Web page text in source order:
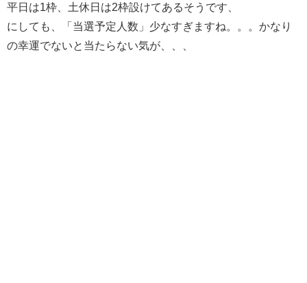
平日は1枠、土休日は2枠設けてあるそうです、
にしても、「当選予定人数」少なすぎますね。。。かなり
の幸運でないと当たらない気が、、、